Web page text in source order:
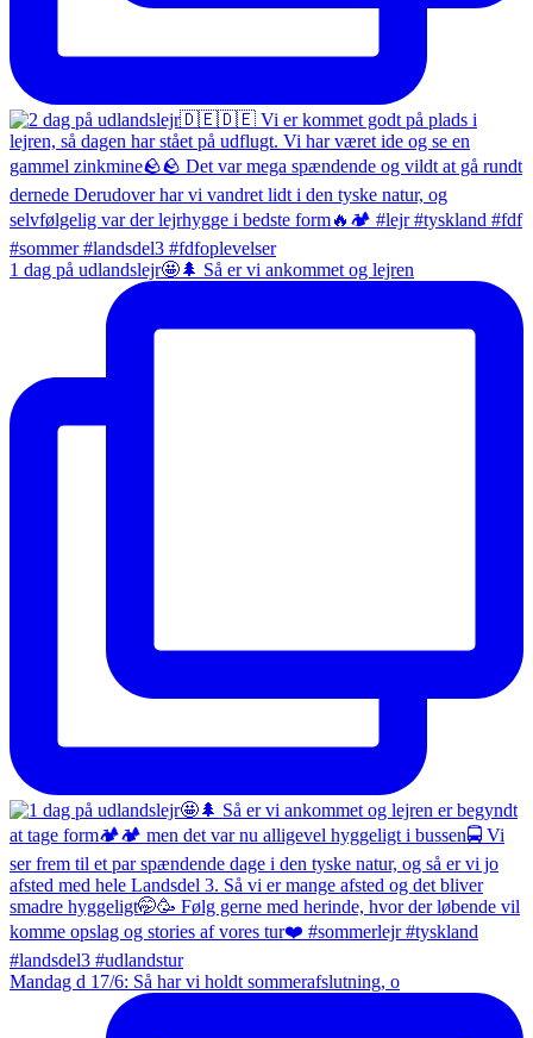
1 dag på udlandslejr🤩🌲 Så er vi ankommet og lejren
Mandag d 17/6: Så har vi holdt sommerafslutning, o